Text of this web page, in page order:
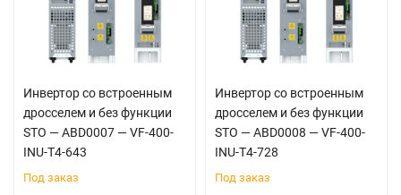
Инвертор со встроенным
дросселем и без функции
STO — ABD0007 — VF-400-
INU-T4-643
Под заказ
Инвертор со встроенным
дросселем и без функции
STO — ABD0008 — VF-400-
INU-T4-728
Под заказ